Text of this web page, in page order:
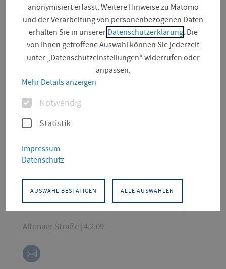
KONTAKT
Angewandte Informatik
Bildungs- und Kommunikationsräume
Altonaer Straße | 4.2.09
anonymisiert erfasst. Weitere Hinweise zu Matomo
und der Verarbeitung von personenbezogenen Daten
erhalten Sie in unserer Datenschutzerklärung. Die
von Ihnen getroffene Auswahl können Sie jederzeit
unter „Datenschutzeinstellungen“ widerrufen oder
anpassen.
Mehr Details anzeigen
OptionenNotwendig
Statistik
Impressum
Datenschutz
AUSWAHL BESTÄTIGEN ALLE AUSWÄHLEN